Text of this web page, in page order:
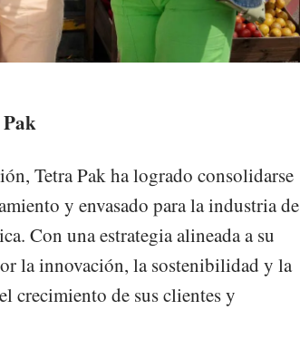
Tetra Pak ha logrado consolidarse
y envasado para la industria de
Con una estrategia alineada a su
la innovación, la sostenibilidad y la
crecimiento de sus clientes y